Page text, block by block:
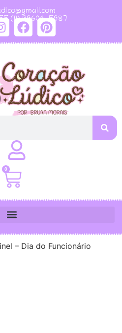
(11) 99604-5987
0
– Dia do Funcionário